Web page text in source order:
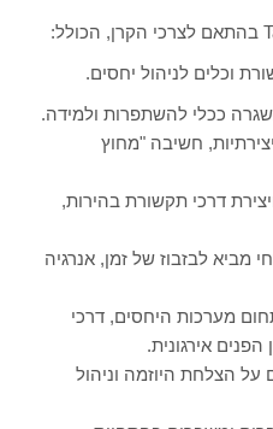
בהתאם לצרכי הקרן, הכולל:
וכלים לניהול יחסים.
ככלי להשתפרות ולמידה.
חשיבה "מחוץ
דרכי תקשורת בהירות,
מביא לבזבוז של זמן, אנרגיה
מערכות היחסים, דרכי
אירגונית.
הצלחת היוזמה וניהול